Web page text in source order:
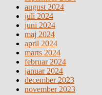
august 2024
juli 2024
juni 2024
maj 2024
april 2024
marts 2024
februar 2024
januar 2024
december 2023
november 2023